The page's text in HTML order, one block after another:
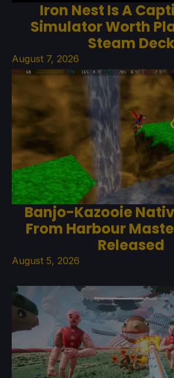
Iron Nest Is A
Simulator Worth
Steam Deck
August 7, 2026
Banjo-Kazooie
From Harbour
Released
August 5, 2026